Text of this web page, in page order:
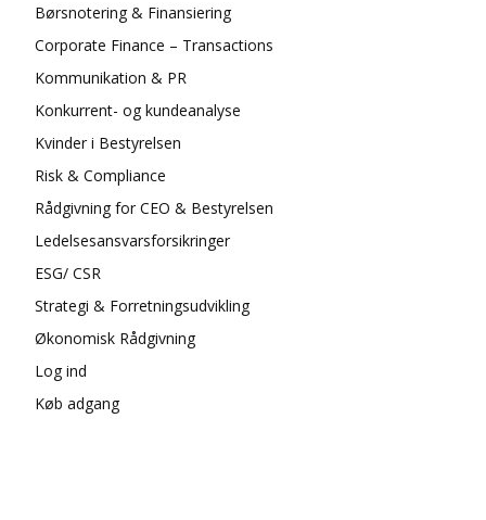
Børsnotering & Finansiering
Corporate Finance – Transactions
Kommunikation & PR
Konkurrent- og kundeanalyse
Kvinder i Bestyrelsen
Risk & Compliance
Rådgivning for CEO & Bestyrelsen
Ledelsesansvarsforsikringer
ESG/ CSR
Strategi & Forretningsudvikling
Økonomisk Rådgivning
Log ind
Køb adgang